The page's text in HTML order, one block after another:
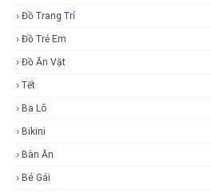
Đồ Trang Trí
Đồ Trẻ Em
Đồ Ăn Vặt
Tết
Ba Lô
Bikini
Bàn Ăn
Bé Gái